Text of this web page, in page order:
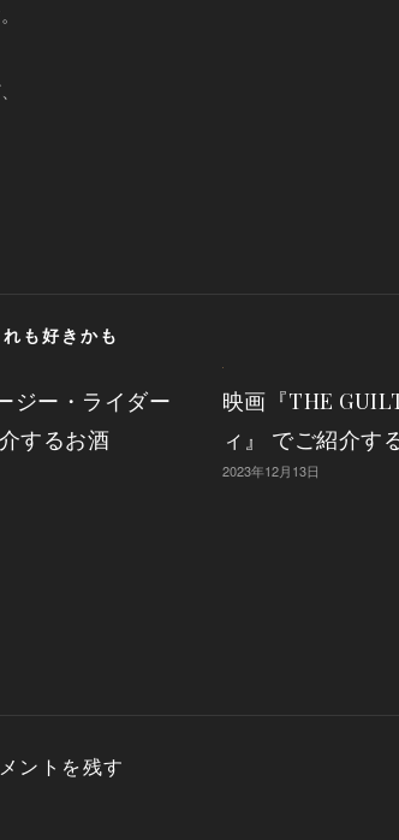
れも好きかも
ジー・ライダー
するお酒
映画『THE
ィ』 でご紹介す
2023年12月13日
ントを残す